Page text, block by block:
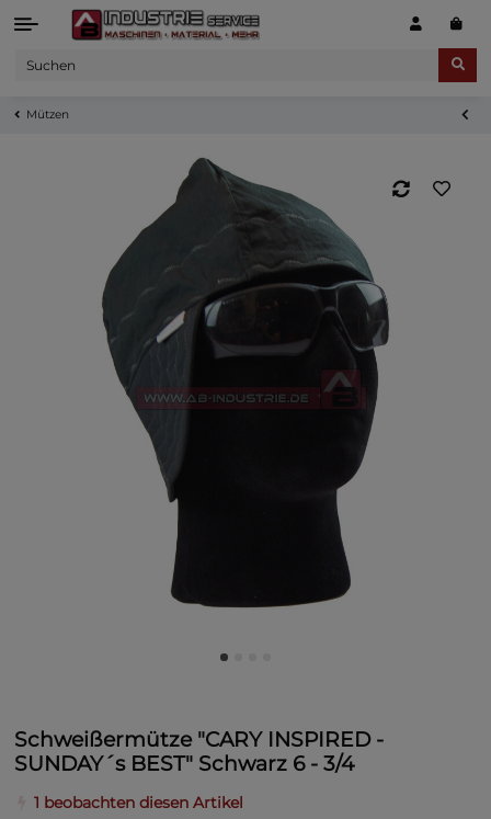
Mützen
Schweißermütze "CARY INSPIRED -
SUNDAY´s BEST" Schwarz 6 - 3/4
1 beobachten diesen Artikel